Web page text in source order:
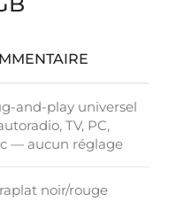
and-play universel
TV, PC,
— aucun réglage
noir/rouge